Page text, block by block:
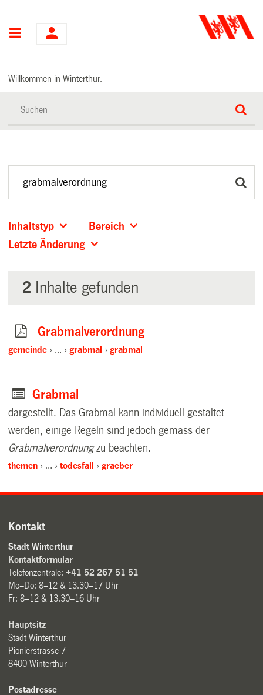
Hauptnavigation
Willkommen in Winterthur.
Inhaltstyp
Bereich
Letzte Änderung
2 Inhalte gefunden
Grabmalverordnung
gemeinde … grabmal grabmal
Grabmal
dargestellt. Das Grabmal kann individuell gestaltet
werden, einige Regeln sind jedoch gemäss der
Grabmalverordnungzu beachten.
themen … todesfall graeber
Kontakt
Stadt Winterthur
Kontaktformular
Telefonzentrale:+41 52 267 51 51
Mo–Do: 8–12 & 13.30–17 Uhr
Fr: 8–12 & 13.30–16 Uhr
Hauptsitz
Stadt Winterthur
Pionierstrasse 7
8400 Winterthur
Postadresse